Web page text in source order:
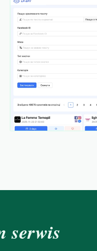
serwis